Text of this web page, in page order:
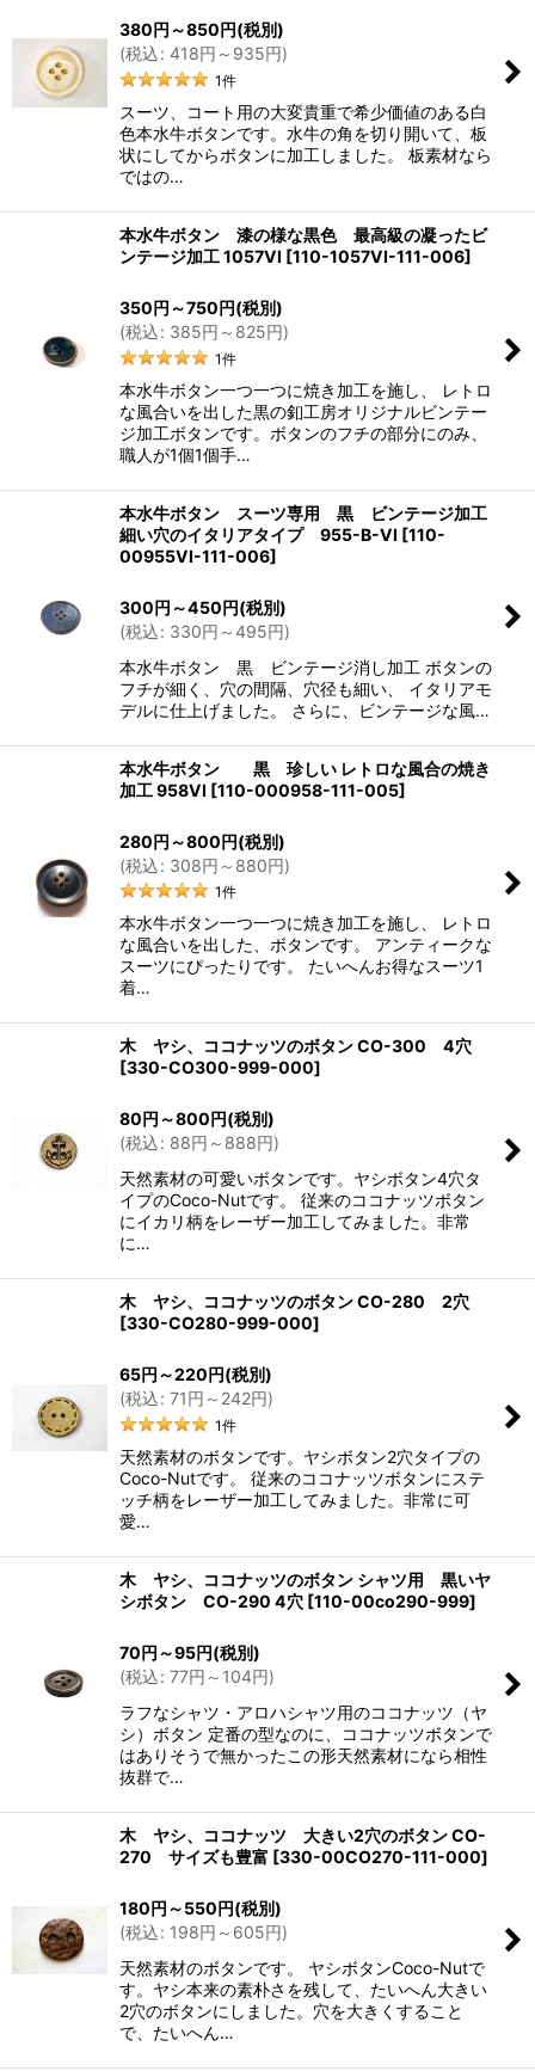
380円 ～850円(税別)
(税込: 418円 ～935円)
1件
スーツ、コート用の大変貴重で希少価値のある白
色本水牛ボタンです。水牛の角を切り開いて、板
状にしてからボタンに加工しました。 板素材なら
ではの…
本水牛ボタン 漆の様な黒色 最高級の凝ったビ
ンテージ加工 1057VI [110-1057VI-111-006]
350円 ～750円(税別)
(税込: 385円 ～825円)
1件
本水牛ボタン一つ一つに焼き加工を施し、 レトロ
な風合いを出した黒の釦工房オリジナルビンテー
ジ加工ボタンです。ボタンのフチの部分にのみ、
職人が1個1個手…
本水牛ボタン スーツ専用 黒 ビンテージ加工
細い穴のイタリアタイプ 955-B-VI [110-
00955VI-111-006]
300円 ～450円(税別)
(税込: 330円 ～495円)
本水牛ボタン 黒 ビンテージ消し加工 ボタンの
フチが細く、穴の間隔、穴径も細い、 イタリアモ
デルに仕上げました。 さらに、ビンテージな風…
本水牛ボタン 黒 珍しい レトロな風合の焼き
加工 958VI [110-000958-111-005]
280円 ～800円(税別)
(税込: 308円 ～880円)
1件
本水牛ボタン一つ一つに焼き加工を施し、 レトロ
な風合いを出した、ボタンです。 アンティークな
スーツにぴったりです。 たいへんお得なスーツ1
着…
木 ヤシ、ココナッツのボタン CO-300 4穴
[330-CO300-999-000]
80円 ～800円(税別)
(税込: 88円 ～888円)
天然素材の可愛いボタンです。ヤシボタン4穴タ
イプのCoco-Nutです。 従来のココナッツボタン
にイカリ柄をレーザー加工してみました。非常
に…
木 ヤシ、ココナッツのボタン CO-280 2穴
[330-CO280-999-000]
65円 ～220円(税別)
(税込: 71円 ～242円)
1件
天然素材のボタンです。ヤシボタン2穴タイプの
Coco-Nutです。 従来のココナッツボタンにステ
ッチ柄をレーザー加工してみました。非常に可
愛…
木 ヤシ、ココナッツのボタン シャツ用 黒いヤ
シボタン CO-290 4穴 [110-00co290-999]
70円 ～95円(税別)
(税込: 77円 ～104円)
ラフなシャツ・アロハシャツ用のココナッツ（ヤ
シ）ボタン 定番の型なのに、ココナッツボタンで
はありそうで無かったこの形天然素材になら相性
抜群で…
木 ヤシ、ココナッツ 大きい2穴のボタン CO-
270 サイズも豊富 [330-00CO270-111-000]
180円 ～550円(税別)
(税込: 198円 ～605円)
天然素材のボタンです。 ヤシボタンCoco-Nutで
す。ヤシ本来の素朴さを残して、たいへん大きい
2穴のボタンにしました。穴を大きくすること
で、たいへん…